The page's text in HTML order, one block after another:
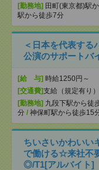
[勤務地] 田町(東京都)駅
駅から徒歩7分
＜日本を代表する
公演のサポートバ
[給 与] 時給1250円～
[交通費]支給（規定有り）
[勤務地] 九段下駅から徒
分 / 神保町駅から徒歩15
ちいさいかわいい
で働ける☆来社不
◎/T1[アルバイト]